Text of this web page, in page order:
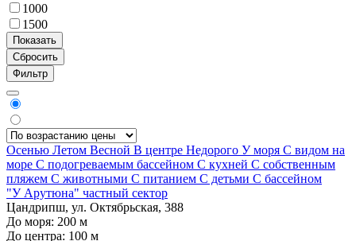
1000
1500
Фильтр
Осенью Летом Весной В центре Недорого У моря С видом на
море С подогреваемым бассейном С кухней С собственным
пляжем С животными С питанием С детьми С бассейном
"У Арутюна" частный сектор
Цандрипш, ул. Октябрьская, 388
До моря: 200 м
До центра: 100 м